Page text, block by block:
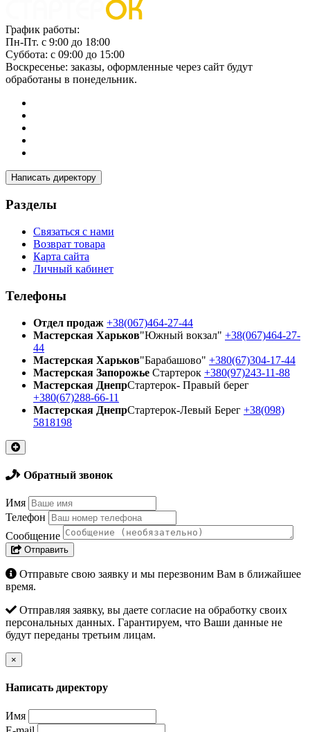
График работы:
Пн-Пт. с 9:00 до 18:00
Суббота: с 09:00 до 15:00
Воскресенье: заказы, оформленные через сайт будут
обработаны в понедельник.
Написать директору
Разделы
Связаться с нами
Возврат товара
Карта сайта
Личный кабинет
Телефоны
Отдел продаж +38(067)464-27-44
Мастерская Харьков"Южный вокзал" +38(067)464-27-
44
Мастерская Харьков"Барабашово" +380(67)304-17-44
Мастерская Запорожье Стартерок +380(97)243-11-88
Мастерская ДнепрСтартерок- Правый берег
+380(67)288-66-11
Мастерская ДнепрСтартерок-Левый Берег +38(098)
5818198
Обратный звонок
Имя
Телефон
Сообщение
Отправить
Отправьте свою заявку и мы перезвоним Вам в ближайшее
время.
Отправляя заявку, вы даете согласие на обработку своих
персональных данных. Гарантируем, что Ваши данные не
будут переданы третьим лицам.
×
Написать директору
Имя